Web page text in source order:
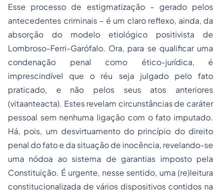
Esse processo de estigmatização – gerado pelos
antecedentes criminais – é um claro reflexo, ainda, da
absorção do modelo etiológico positivista de
Lombroso-Ferri-Garófalo. Ora, para se qualificar uma
condenação penal como ético-jurídica, é
imprescindível que o réu seja julgado pelo fato
praticado, e não pelos seus atos anteriores
(vitaanteacta). Estes revelam circunstâncias de caráter
pessoal sem nenhuma ligação com o fato imputado.
Há, pois, um desvirtuamento do princípio do direito
penal do fato e da situação de inocência, revelando-se
uma nódoa ao sistema de garantias imposto pela
Constituição. É urgente, nesse sentido, uma (re)leitura
constitucionalizada de vários dispositivos contidos na